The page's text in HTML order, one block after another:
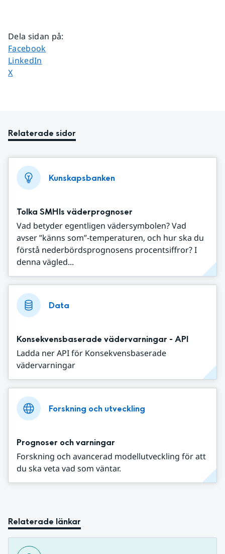
Dela sidan på:
Dela sidan på
Facebook
Dela sidan på
LinkedIn
Dela sidan på
X
Relaterade sidor
Kunskapsbanken
Tolka SMHIs väderprognoser
Vad betyder egentligen vädersymbolen? Vad
avser ”känns som”-temperaturen, och hur ska du
förstå nederbördsprognosens procentsiffror? I
denna vägled...
Data
Konsekvensbaserade vädervarningar - API
Ladda ner API för Konsekvensbaserade
vädervarningar
Forskning och utveckling
Prognoser och varningar
Forskning och avancerad modellutveckling för att
du ska veta vad som väntar.
Relaterade länkar